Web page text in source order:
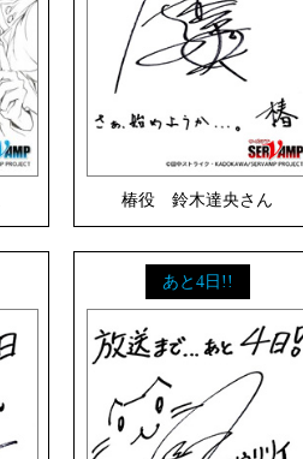
椿役 鈴木達央さん
あと4日!!